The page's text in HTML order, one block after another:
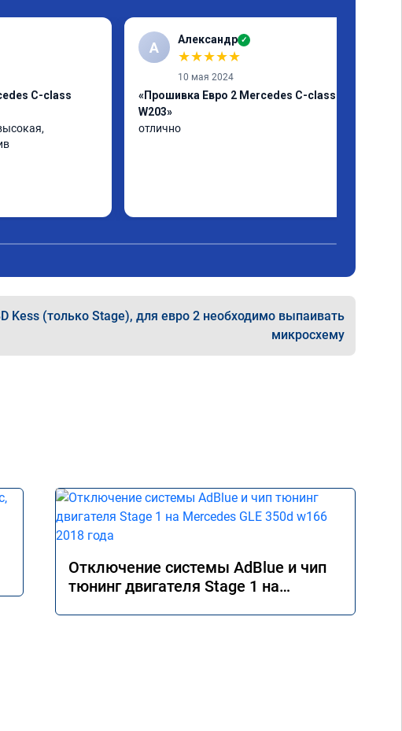
C-class
А Александр ✓
★★★★★
10 мая 2024
«Прошивка Евро 2 Mercedes C-class
W203»
отлично
Kess (только Stage), для евро 2 необходимо выпаивать
микросхему
Отключение системы AdBlue и чип
тюнинг двигателя Stage 1 на